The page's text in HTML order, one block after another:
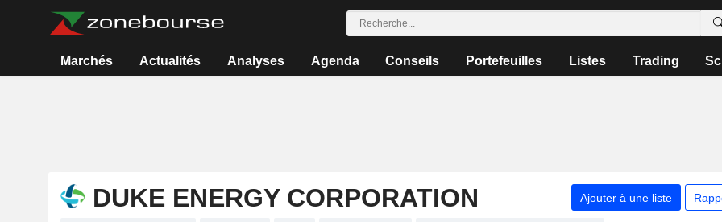
Marchés Actualités Analyses Agenda Conseils Portefeuilles Listes Trading
DUKE ENERGY CORPORATION Ajouter à une liste